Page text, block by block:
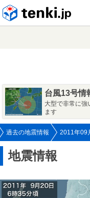
台風13号情
大型で非常に強
ます
過去の地震情報 2011年09
地震情報